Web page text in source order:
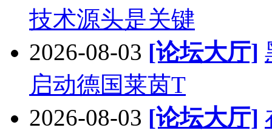
技术源头是关键
2026-08-03 [论坛大厅]
启动德国莱茵T
2026-08-03 [论坛大厅]